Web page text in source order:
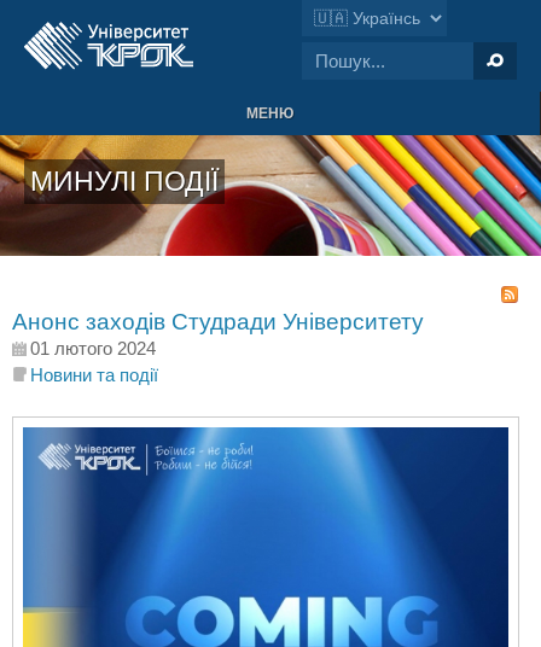
МЕНЮ
МИНУЛІ ПОДІЇ
Анонс заходів Студради Університету
01 лютого 2024
Новини та події